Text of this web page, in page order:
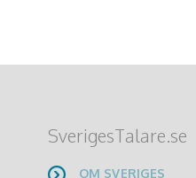
SverigesTalare.se
OM SVERIGES